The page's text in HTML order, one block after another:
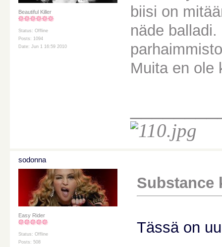
Beautiful Killer
Status: Offline
Posts: 1094
Date: Jun 1 16:59 2010
biisi on
näde
Muita en ole
sodonna
Easy Rider
Status: Offline
Posts: 508
Substance
Tässä on